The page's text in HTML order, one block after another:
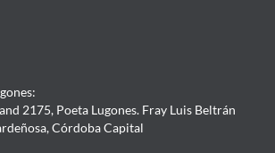
2175, Poeta Lugones. Fray Luis Beltrán
Córdoba Capital